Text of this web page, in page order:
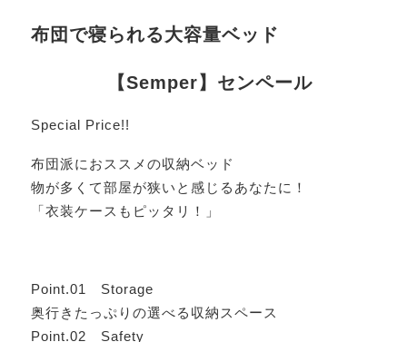
布団で寝られる大容量ベッド
【Semper】センペール
Special Price!!
布団派におススメの収納ベッド
物が多くて部屋が狭いと感じるあなたに！
「衣装ケースもピッタリ！」
Point.01 Storage
奥行きたっぷりの選べる収納スペース
Point.02 Safety